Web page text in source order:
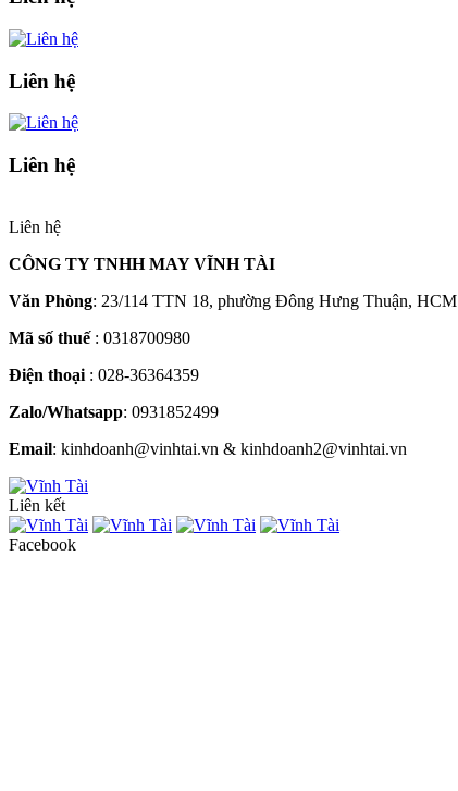
Liên hệ
Liên hệ
Liên hệ
CÔNG TY TNHH MAY VĨNH TÀI
Văn Phòng: 23/114 TTN 18, phường Đông Hưng Thuận, HCM
Mã số thuế : 0318700980
Điện thoại : 028-36364359
Zalo/Whatsapp: 0931852499
Email: kinhdoanh@vinhtai.vn & kinhdoanh2@vinhtai.vn
Liên kết
Facebook